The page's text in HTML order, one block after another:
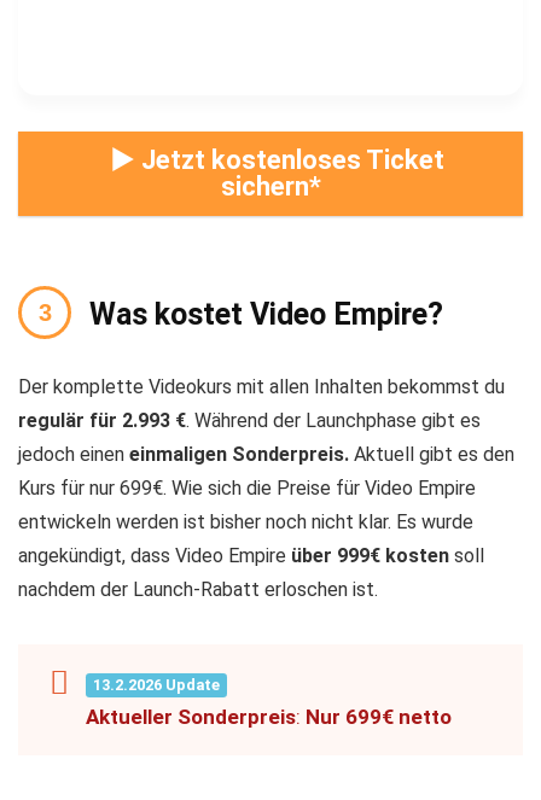
► Jetzt kostenloses Ticket
sichern
Was kostet Video Empire?
Der komplette Videokurs mit allen Inhalten bekommst du
regulär für 2.993 €. Während der Launchphase gibt es
jedoch einen einmaligen Sonderpreis. Aktuell gibt es den
Kurs für nur 699€. Wie sich die Preise für Video Empire
entwickeln werden ist bisher noch nicht klar. Es wurde
angekündigt, dass Video Empire über 999€ kosten soll
nachdem der Launch-Rabatt erloschen ist.
13.2.2026 Update
Aktueller Sonderpreis: Nur 699€ netto